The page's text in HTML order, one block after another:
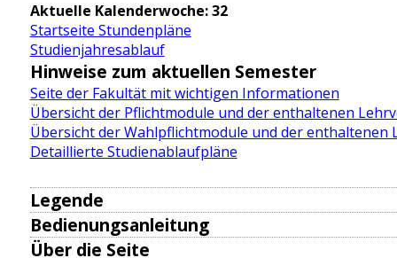
Aktuelle Kalenderwoche: 32
Startseite Stundenpläne
Studienjahresablauf
Hinweise zum aktuellen Semester
Seite der Fakultät mit wichtigen Informationen
Übersicht der Pflichtmodule und der enthaltenen
Übersicht der Wahlpflichtmodule und der enthaltenen
Detaillierte Studienablaufpläne
Legende
Semesterzeiten
Studienjahresablauplan der TUD
Bedienungsanleitung
Auf der Startseite sind die Seminargruppen
Über die Seite